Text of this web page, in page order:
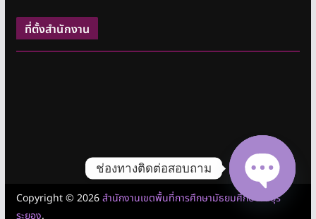
ที่ตั้งสำนักงาน
Copyright © 2026สำนักงานเขตพื้นที่การศึกษามัธยมศึกษาชลบุรี
ระยอง.
ช่องทางติดต่อสอบถาม